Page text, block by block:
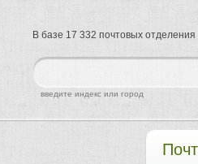
найти
введите индекс или город
В базе 17 332 почтовых отделения